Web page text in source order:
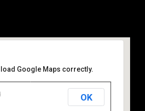
75020 Paris - Paris
Google Maps correctly.
OK